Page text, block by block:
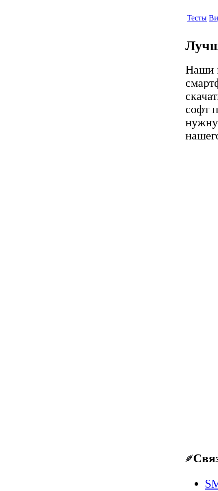
Тесты
Наши
софт